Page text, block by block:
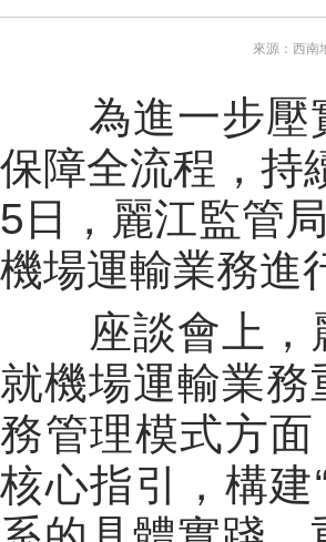
來源：西南
為進一步壓
保障全流程，持
5日，麗江監管局
機場運輸業務進
座談會上
就機場運輸業
務管理模式方
核心指引，構建